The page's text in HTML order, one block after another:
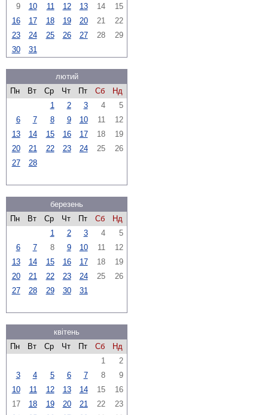
9
10 11 12 13 14
15
16
17 18 19 20 21
22
23
24 25 26 27 28
29
30
31
лютий
Пн
Вт Ср Чт Пт Сб
Нд
1
2 3 4
5
6
7 8 9 10 11
12
13
14 15 16 17 18
19
20
21 22 23 24 25
26
27
28
березень
Пн
Вт Ср Чт Пт Сб
Нд
1
2 3 4
5
6
7 8 9 10 11
12
13
14 15 16 17 18
19
20
21 22 23 24 25
26
27
28 29 30 31
квітень
Пн
Вт Ср Чт Пт Сб
Нд
1
2
3
4 5 6 7 8
9
10
11 12 13 14 15
16
17
18 19 20 21 22
23